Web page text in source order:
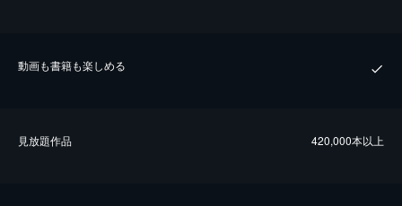
動画も書籍も楽しめる
⾒放題作品 420,000本以上